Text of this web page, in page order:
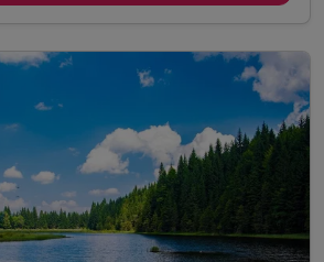
und einem Stück Kuchen
Land**
und Saunabereichs
möglich